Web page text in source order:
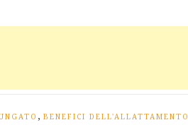
, BENEFICI DELL'ALLATTAMENTO